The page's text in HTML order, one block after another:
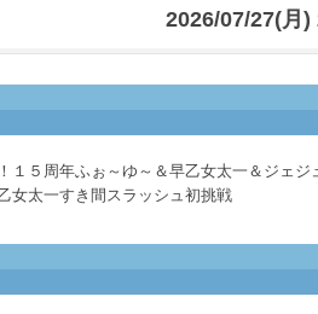
2026/07/27(月
１５周年ふぉ～ゆ～＆早乙女太一＆ジェ
女太一すき間スラッシュ初挑戦